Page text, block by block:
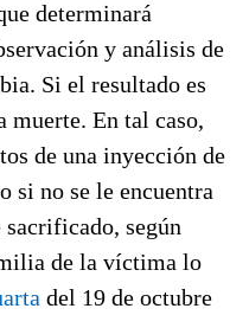
determinará
y análisis de
Si el resultado es
muerte. En tal caso,
de una inyección de
si no se le encuentra
según
de la víctima lo
del 19 de octubre